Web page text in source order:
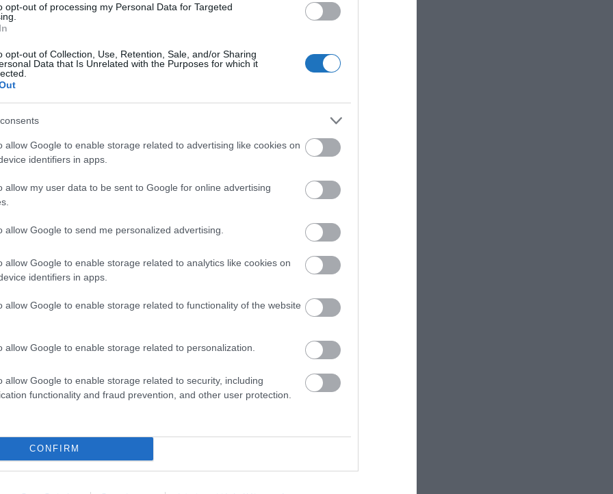
opt-out of processing my Personal Data for Targeted
opt-out of Collection, Use, Retention, Sale, and/or Sharing
Data that Is Unrelated with the Purposes for which it
allow Google to enable storage related to advertising like cookies on
identifiers in apps.
allow my user data to be sent to Google for online advertising
allow Google to send me personalized advertising.
allow Google to enable storage related to analytics like cookies on
identifiers in apps.
allow Google to enable storage related to functionality of the website
allow Google to enable storage related to personalization.
allow Google to enable storage related to security, including
functionality and fraud prevention, and other user protection.
CONFIRM
szigorúbb lezárással párhuzamosan szeretné
program megerősítését. Az egészségügyi miniszter
céllal, hogy
a vírus terjedését 100 ezer lakosra
a fehér besorolás, amely lényegében már a
fel a szakember? Ricciardi azt reméli hogy az új
szigorú, de nem túl sokáig tartó lépés után
való visszatéréshez és a gazdasági
Dél-Korea, Ausztrália, Új-Zéland
és Dánia is ebben az
hozom példaként és többször is